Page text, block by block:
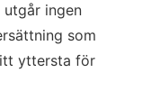
utgår ingen
som
yttersta för